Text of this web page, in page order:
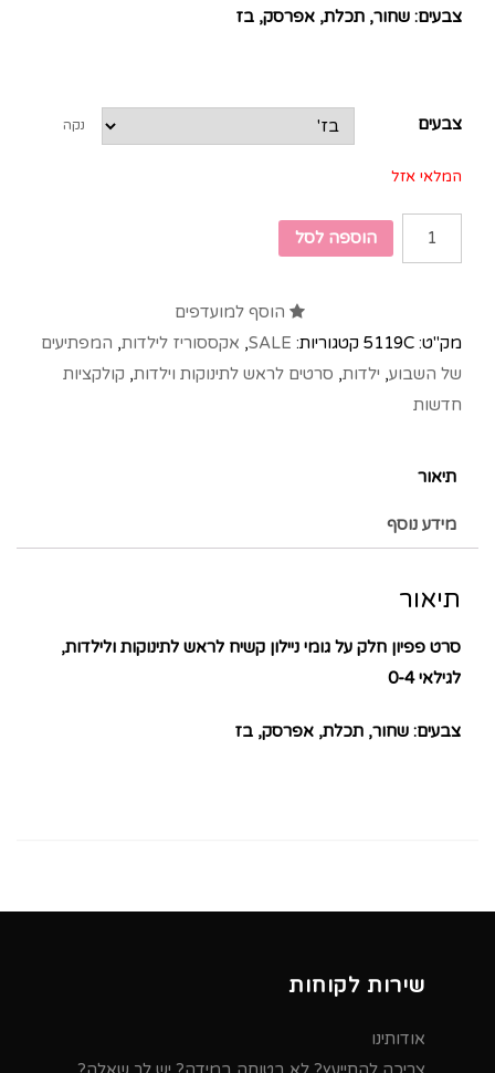
צבעים: שחור, תכלת, אפרסק, בז
צבעים נקה
המלאי אזל
הוספה לסל
הוסף למועדפים
מק"ט: 5119C קטגוריות: SALE
, אקססוריז לילדות, המפתיעים
של השבוע, ילדות, סרטים לראש לתינוקות וילדות, קולקציות
חדשות
תיאור
מידע נוסף
תיאור
סרט פפיון חלק על גומי ניילון קשיח לראש לתינוקות ולילדות,
לגילאי 0-4
צבעים: שחור, תכלת, אפרסק, בז
שירות לקוחות
אודותינו